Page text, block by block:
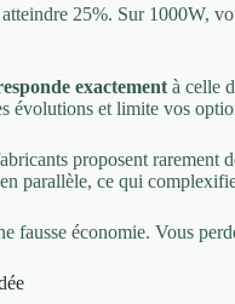
25%. Sur 1000W,
exactement à celle
évolutions et limite vos
proposent rarement
parallèle, ce qui
fausse économie. Vous